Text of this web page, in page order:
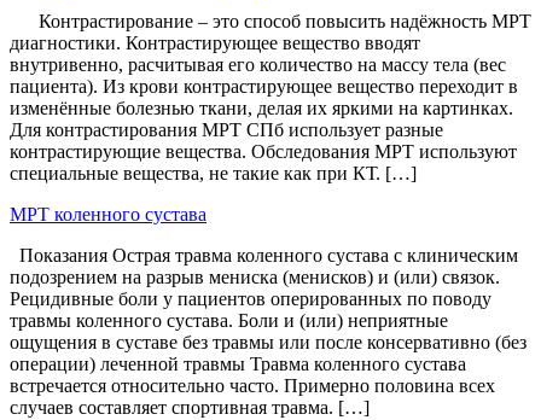
Контрастирование – это способ повысить надёжность МРТ
диагностики. Контрастирующее вещество вводят
внутривенно, расчитывая его количество на массу тела (вес
пациента). Из крови контрастирующее вещество переходит в
изменённые болезнью ткани, делая их яркими на картинках.
Для контрастирования МРТ СПб использует разные
контрастирующие вещества. Обследования МРТ используют
специальные вещества, не такие как при КТ. […]
МРТ коленного сустава
Показания Острая травма коленного сустава с клиническим
подозрением на разрыв мениска (менисков) и (или) связок.
Рецидивные боли у пациентов оперированных по поводу
травмы коленного сустава. Боли и (или) неприятные
ощущения в суставе без травмы или после консервативно (без
операции) леченной травмы Травма коленного сустава
встречается относительно часто. Примерно половина всех
случаев составляет спортивная травма. […]